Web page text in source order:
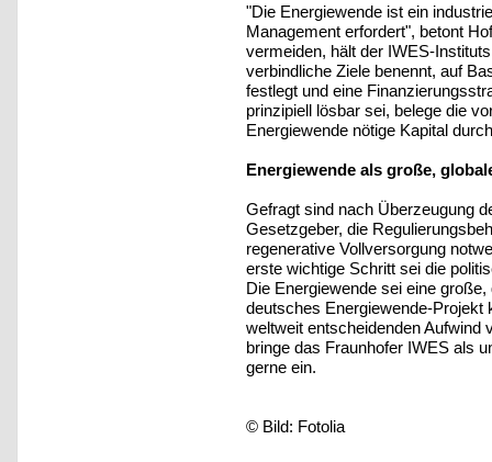
"Die Energiewende ist ein
Management erfordert", betont
vermeiden, hält der IWES-
verbindliche Ziele benennt, auf
festlegt und eine
prinzipiell lösbar sei, belege die
Energiewende nötige Kapital
Energiewende als große,
Gefragt sind nach Überzeugung
Gesetzgeber, die
regenerative Vollversorgung
erste wichtige Schritt sei die
Die Energiewende sei eine
deutsches Energiewende-Projekt
weltweit entscheidenden Aufwind
bringe das Fraunhofer IWES als
gerne ein.
© Bild: Fotolia